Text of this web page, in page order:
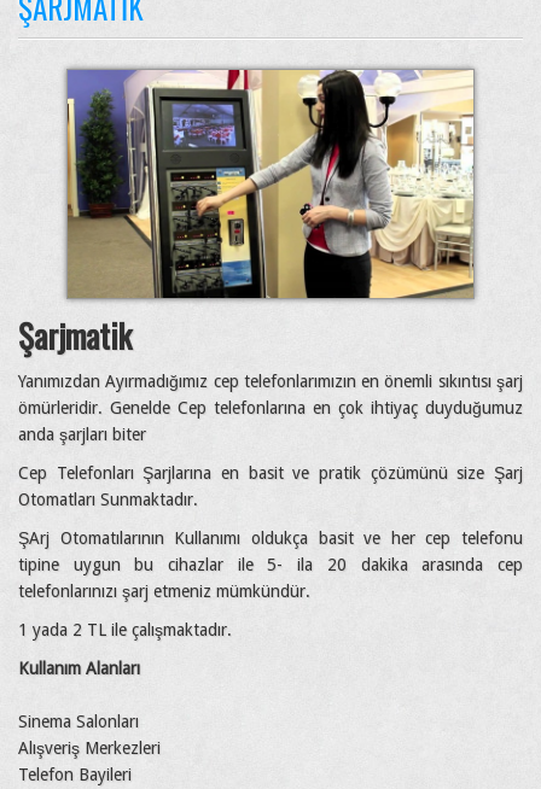
Şarjmatik
Yanımızdan Ayırmadığımız cep telefonlarımızın en önemli sıkıntısı şarj
ömürleridir. Genelde Cep telefonlarına en çok ihtiyaç duyduğumuz
anda şarjları biter
Cep Telefonları Şarjlarına en basit ve pratik çözümünü size Şarj
Otomatları Sunmaktadır.
ŞArj Otomatılarının Kullanımı oldukça basit ve her cep telefonu
tipine uygun bu cihazlar ile 5- ila 20 dakika arasında cep
telefonlarınızı şarj etmeniz mümkündür.
1 yada 2 TL ile çalışmaktadır.
Kullanım Alanları
Sinema Salonları
Alışveriş Merkezleri
Telefon Bayileri